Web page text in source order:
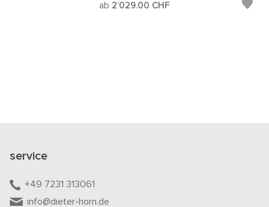
ab 2’029.00 CHF
service
+49 7231 313061
info@dieter-horn.de